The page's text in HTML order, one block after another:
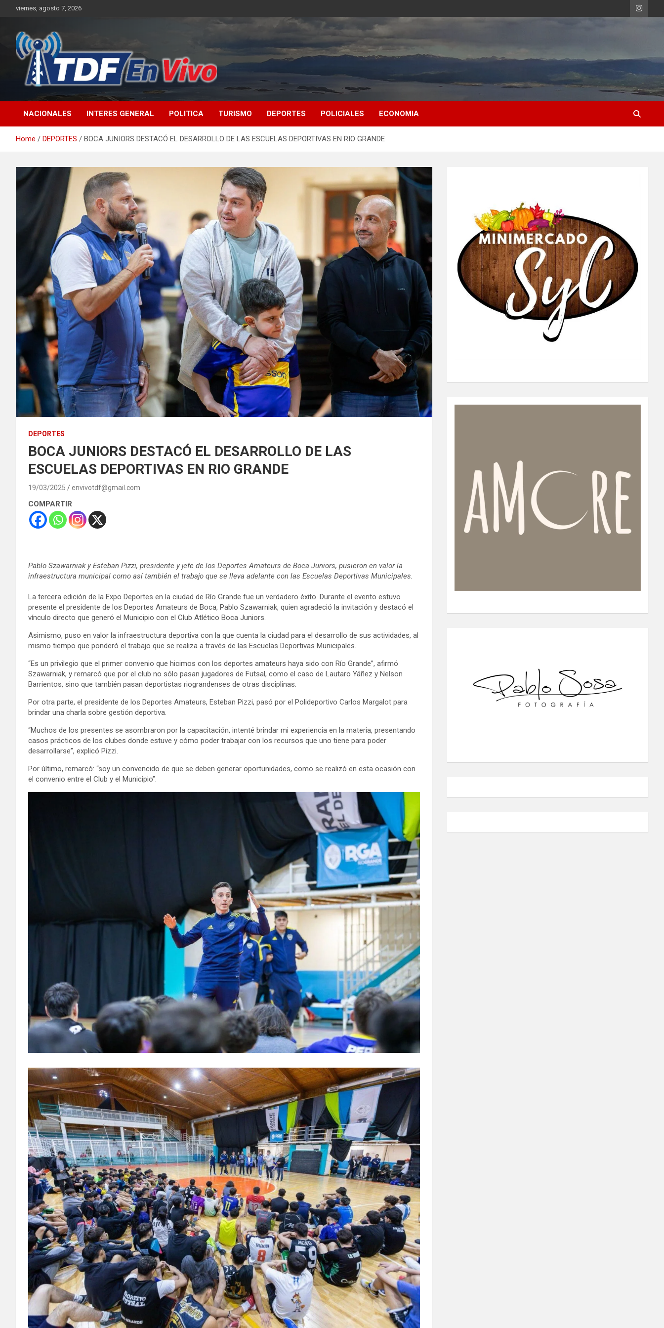
viernes, agosto 7, 2026
NACIONALES INTERES GENERAL POLITICA TURISMO DEPORTES POLICIALES ECONOMIA
Home DEPORTES BOCA JUNIORS DESTACÓ EL DESARROLLO DE LAS ESCUELAS DEPORTIVAS EN RIO GRANDE
DEPORTES
BOCA JUNIORS DESTACÓ EL DESARROLLO DE LAS
ESCUELAS DEPORTIVAS EN RIO GRANDE
19/03/2025 envivotdf@gmail.com
COMPARTIR
Pablo Szawarniak y Esteban Pizzi, presidente y jefe de los Deportes Amateurs de Boca Juniors, pusieron en valor la
infraestructura municipal como así también el trabajo que se lleva adelante con las Escuelas Deportivas Municipales.
La tercera edición de la Expo Deportes en la ciudad de Río Grande fue un verdadero éxito. Durante el evento estuvo
presente el presidente de los Deportes Amateurs de Boca, Pablo Szawarniak, quien agradeció la invitación y destacó el
vínculo directo que generó el Municipio con el Club Atlético Boca Juniors.
Asimismo, puso en valor la infraestructura deportiva con la que cuenta la ciudad para el desarrollo de sus actividades, al
mismo tiempo que ponderó el trabajo que se realiza a través de las Escuelas Deportivas Municipales.
“Es un privilegio que el primer convenio que hicimos con los deportes amateurs haya sido con Río Grande”, afirmó
Szawarniak, y remarcó que por el club no sólo pasan jugadores de Futsal, como el caso de Lautaro Yáñez y Nelson
Barrientos, sino que también pasan deportistas riograndenses de otras disciplinas.
Por otra parte, el presidente de los Deportes Amateurs, Esteban Pizzi, pasó por el Polideportivo Carlos Margalot para
brindar una charla sobre gestión deportiva.
“Muchos de los presentes se asombraron por la capacitación, intenté brindar mi experiencia en la materia, presentando
casos prácticos de los clubes donde estuve y cómo poder trabajar con los recursos que uno tiene para poder
desarrollarse”, explicó Pizzi.
Por último, remarcó: “soy un convencido de que se deben generar oportunidades, como se realizó en esta ocasión con
el convenio entre el Club y el Municipio”.